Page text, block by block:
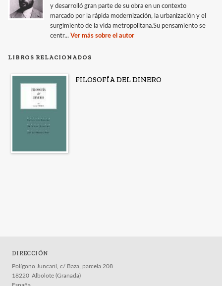
y desarrolló gran parte de su obra en un contexto
marcado por la rápida modernización, la urbanización y el
surgimiento de la vida metropolitana.Su pensamiento se
centr... Ver más sobre el autor
LIBROS RELACIONADOS
FILOSOFÍA DEL DINERO
DIRECCIÓN
Polígono Juncaril, c/ Baza, parcela 208
18220 Albolote (Granada)